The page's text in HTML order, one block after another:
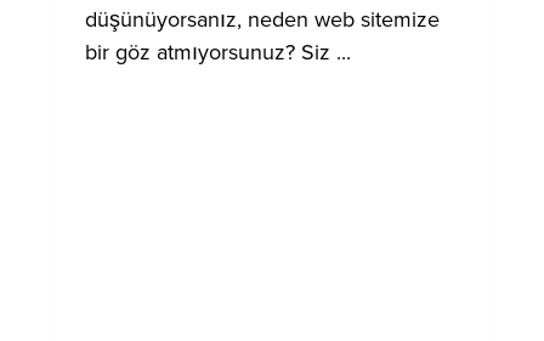
düşünüyorsanız, neden web sitemize
bir göz atmıyorsunuz? Siz ...